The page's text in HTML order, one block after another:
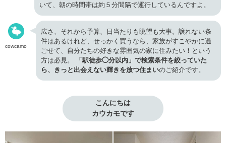
いて、朝の時間帯は約５分間隔で運行しているんですよ。
cowcamo
広さ、それから予算、日当たりも眺望も大事。譲れない条
件はあるけれど、せっかく買うなら、家族がすこやかに過
ごせて、自分たちの好きな雰囲気の家に住みたい！という
方は必見。
「駅徒歩◯分以内」で検索条件を絞っていた
ら、きっと出会えない輝きを放つ住まいのご紹介です。
こんにちは
カウカモです